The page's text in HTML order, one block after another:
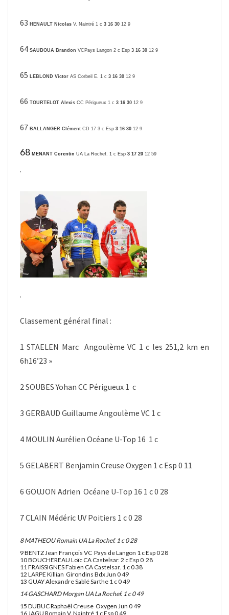
63 HENAULT Nicolas V. Naintré 1 c 3 16 30 12 9
64 SAUBOUA Brandon VCPays Langon 2 c Esp 3 16 30 12 9
65 LEBLOND Victor AS Corbeil E. 1 c 3 16 30 12 9
66 TOURTELOT Alexis CC Périgueux 1 c 3 16 30 12 9
67 BALLANGER Clément CD 17 3 c Esp 3 16 30 12 9
68 MENANT Corentin UA La Rochef. 1 c Esp 3 17 20 12 59
.
.
Classement général final :
1 STAELEN Marc Angoulème VC 1 c les 251,2 km en
6h16’23 »
2 SOUBES Yohan CC Périgueux 1 c
3 GERBAUD Guillaume Angoulème VC 1 c
4 MOULIN Aurélien Océane U-Top 16 1 c
5 GELABERT Benjamin Creuse Oxygen 1 c Esp 0 11
6 GOUJON Adrien Océane U-Top 16 1 c 0 28
7 CLAIN Médéric UV Poitiers 1 c 0 28
8 MATHEOU Romain UA La Rochef. 1 c 0 28
9 BENTZ Jean François VC Pays de Langon 1 c Esp 0 28
10 BOUCHEREAU Loïc CA Castelsar. 2 c Esp 0 28
11 FRAISSIGNES Fabien CA Castelsar. 1 c 0 38
12 LARPE Killian Girondins Bdx Jun 0 49
13 GUAY Alexandre Sablé Sarthe 1 c 0 49
14 GASCHARD Morgan UA La Rochef. 1 c 0 49
15 DUBUC Raphaël Creuse Oxygen Jun 0 49
16 JAGU Romain V. Naintré 1 c Esp 0 49